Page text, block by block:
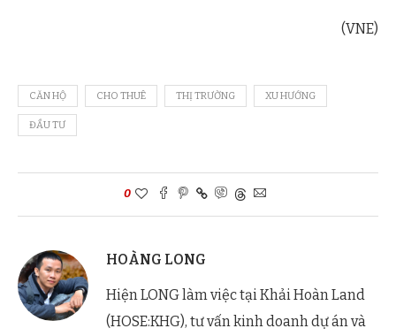
(VNE)
CĂN HỘ CHO THUÊ THỊ TRƯỜNG XU HƯỚNG
ĐẦU TƯ
0
HOÀNG LONG
Hiện LONG làm việc tại Khải Hoàn Land
(HOSE:KHG), tư vấn kinh doanh dự án và